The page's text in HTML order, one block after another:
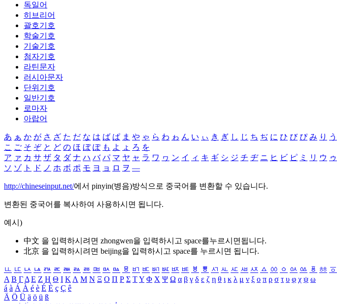
독일어
히브리어
괄호기호
학술기호
기술기호
첨자기호
라틴문자
러시아문자
단위기호
일반기호
로마자
아랍어
あ ぁ か が さ ざ た だ な は ば ぱ ま や ゃ ら わ ゎ ん い ぃ き ぎ し じ ち ぢ に ひ び ぴ み り う
こ ご そ ぞ と ど の ほ ぼ ぽ も よ ょ ろ を
ア ァ カ サ ザ タ ダ ナ ハ バ パ マ ヤ ャ ラ ワ ヮ ン イ ィ キ ギ シ ジ チ ヂ ニ ヒ ビ ピ ミ リ ウ ゥ
ソ ゾ ト ド ノ ホ ボ ポ モ ヨ ョ ロ ヲ ―
http://chineseinput.net/에서 pinyin(병음)방식으로 중국어를 변환할 수 있습니다.
변환된 중국어를 복사하여 사용하시면 됩니다.
예시)
中文 을 입력하시려면 zhongwen을 입력하시고 space를누르시면됩니다.
北京 을 입력하시려면 beijing을 입력하시고 space를 누르시면 됩니다.
ㅥ ㅦ ㅧ ㅨ ㅩ ㅪ ㅫ ㅬ ㅭ ㅮ ㅯ ㅰ ㅱ ㅲ ㅳ ㅴ ㅵ ㅶ ㅷ ㅸ ㅹ ㅺ ㅻ ㅼ ㅽ ㅾ ㅿ ㆀ ㆁ ㆂ ㆃ ㆄ ㆅ ㆆ
Α Β ΓΔ Ε Ζ Η Θ Ι ΚΛ Μ Ν Ξ Ο Π Ρ Σ ΤΥ Φ Χ Ψ Ω α β γ δ ε ζ η θ ι κ λ μ ν ξ ο π ρ σ τ υ φ χ ψ ω
á à Á À é è É È ç Ç ê
Ä Ö Ü ä ö ü ß